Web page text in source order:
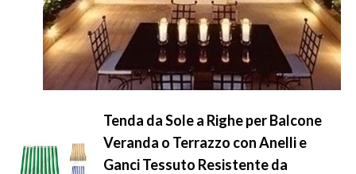
Tenda da Sole a Righe per Balcone
Veranda o Terrazzo con Anelli e
Ganci Tessuto Resistente da